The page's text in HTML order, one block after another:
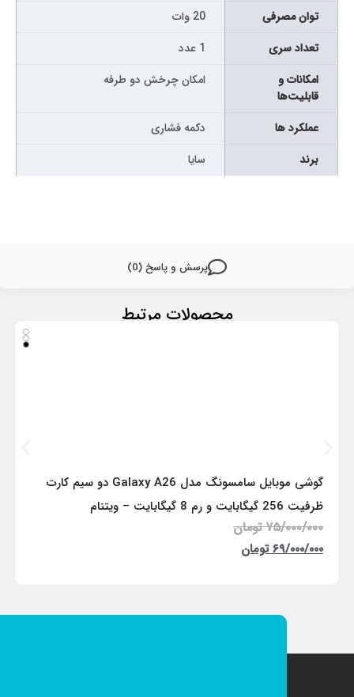
پرسش و پاسخ (0)
توان مصرفی
20 وات
تعداد سری
1 عدد
امکانات و
قابلیت‌ها
امکان چرخش دو طرفه
عملکرد ها
دکمه فشاری
برند
سایا
محصولات مرتبط
گوشی موبایل سامسونگ مدل Galaxy A26 دو سیم کارت
ظرفیت 256 گیگابایت و رم 8 گیگابایت – ویتنام
۷۵/۰۰۰/۰۰۰ تومان
۶۹/۰۰۰/۰۰۰ تومان